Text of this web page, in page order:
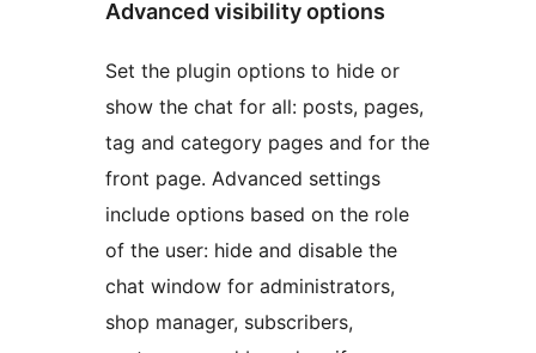
Advanced visibility options
Set the plugin options to hide or
show the chat for all: posts, pages,
tag and category pages and for the
front page. Advanced settings
include options based on the role
of the user: hide and disable the
chat window for administrators,
shop manager, subscribers,